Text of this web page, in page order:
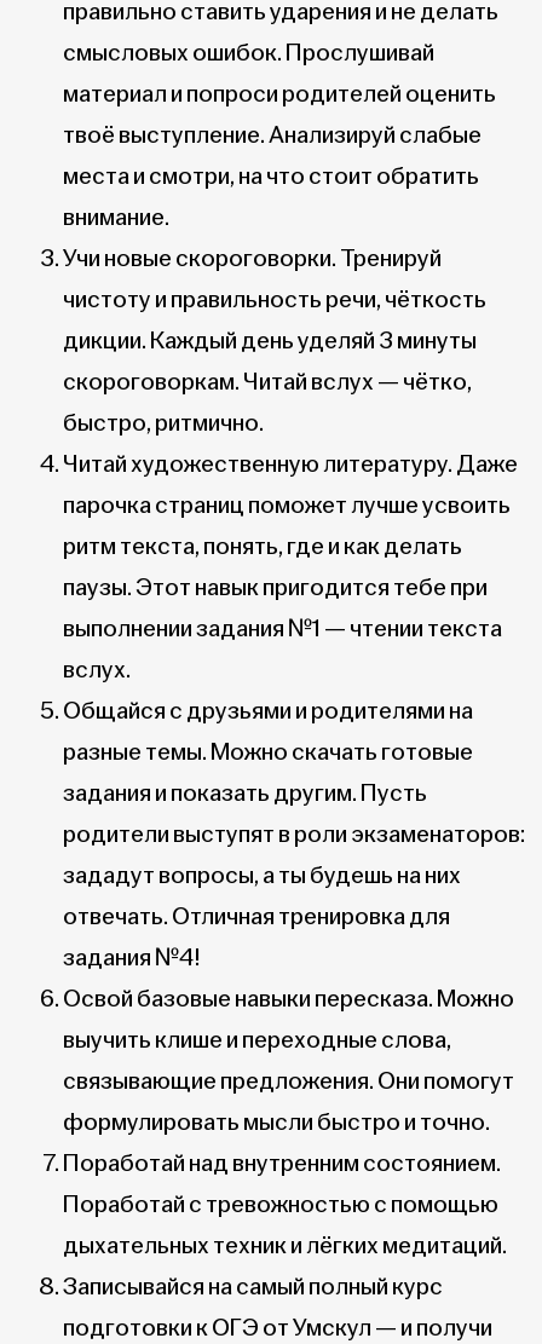
правильно ставить ударения и не делать
смысловых ошибок. Прослушивай
материал и попроси родителей оценить
твоё выступление. Анализируй слабые
места и смотри, на что стоит обратить
внимание.
Учи новые скороговорки. Тренируй
чистоту и правильность речи, чёткость
дикции. Каждый день уделяй 3 минуты
скороговоркам. Читай вслух — чётко,
быстро, ритмично.
Читай художественную литературу. Даже
парочка страниц поможет лучше усвоить
ритм текста, понять, где и как делать
паузы. Этот навык пригодится тебе при
выполнении задания №1 — чтении текста
вслух.
Общайся с друзьями и родителями на
разные темы. Можно скачать готовые
задания и показать другим. Пусть
родители выступят в роли экзаменаторов:
зададут вопросы, а ты будешь на них
отвечать. Отличная тренировка для
задания №4!
Освой базовые навыки пересказа. Можно
выучить клише и переходные слова,
связывающие предложения. Они помогут
формулировать мысли быстро и точно.
Поработай над внутренним состоянием.
Поработай с тревожностью с помощью
дыхательных техник и лёгких медитаций.
Записывайся на самый полный курс
подготовки к ОГЭ от Умскул — и получи